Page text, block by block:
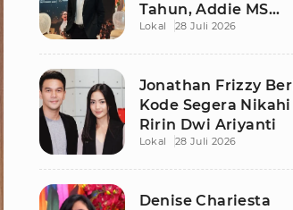
Tahun, Addie MS
Ungkap Kisah Haru
Lokal 28 Juli 2026
Jonathan Frizzy
Kode Segera Nikahi
Ririn Dwi Ariyanti
Lokal 28 Juli 2026
Denise Chariesta